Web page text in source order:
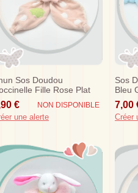
Sos Doudou
Fille Rose Plat
€ NON DISPONIBLE
une alerte
Sos
Bleu
Rock
7,00
Créer